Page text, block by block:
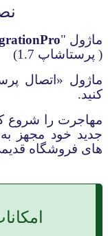
ماژول "
( پرستاشاپ 1.7)
ماژول «اتصال
کنید.
مهاجرت را شروع
های فروشگاه